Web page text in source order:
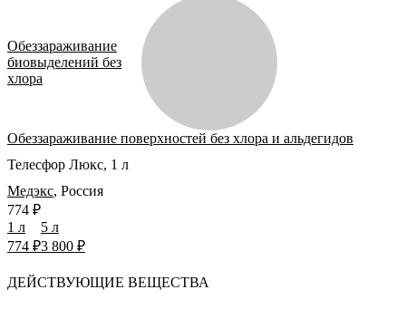
Обеззараживание
биовыделений без
хлора
Обеззараживание поверхностей без хлора и альдегидов
Телесфор Люкс, 1 л
Медэкс, Россия
1 л
774 ₽
5 л
3 800 ₽
ДЕЙСТВУЮЩИЕ ВЕЩЕСТВА
774 ₽